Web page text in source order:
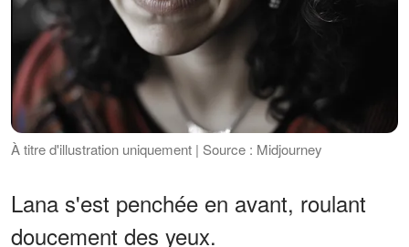
À titre d'illustration uniquement | Source : Midjourney
Lana s'est penchée en avant, roulant
doucement des yeux.